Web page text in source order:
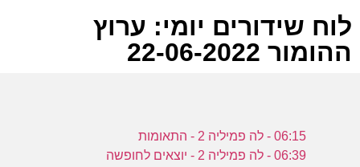
לוח שידורים יומי: ערוץ
ההומור 22-06-2022
06:15 - לה פמיליה 2 - התאומות
06:39 - לה פמיליה 2 - יוצאים לחופשה